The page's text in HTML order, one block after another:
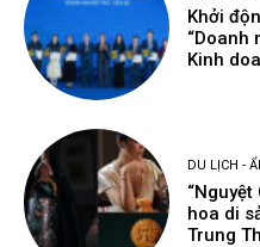
Khởi
“Doanh
Kinh
DU LỊCH -
hoa di
Trung